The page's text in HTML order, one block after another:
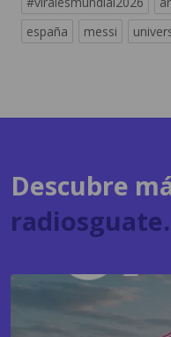
españa
messi
Descubre